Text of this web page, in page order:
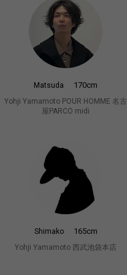
Matsuda 170cm
Yohji Yamamoto POUR HOMME 名古
屋PARCO midi
Shimako 165cm
Yohji Yamamoto 西武池袋本店